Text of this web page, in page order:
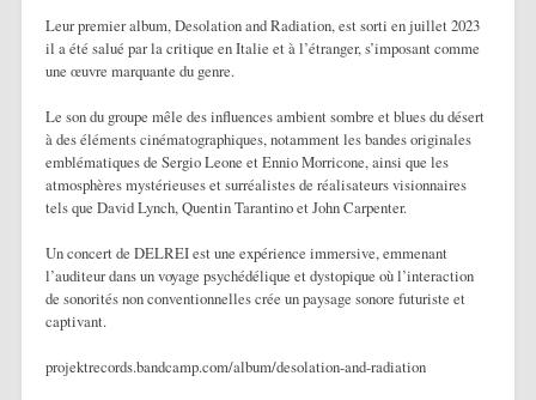
Leur premier album, Desolation and Radiation, est sorti en juillet 2023
il a été salué par la critique en Italie et à l’étranger, s’imposant comme
une œuvre marquante du genre.
Le son du groupe mêle des influences ambient sombre et blues du désert
à des éléments cinématographiques, notamment les bandes originales
emblématiques de Sergio Leone et Ennio Morricone, ainsi que les
atmosphères mystérieuses et surréalistes de réalisateurs visionnaires
tels que David Lynch, Quentin Tarantino et John Carpenter.
Un concert de DELREI est une expérience immersive, emmenant
l’auditeur dans un voyage psychédélique et dystopique où l’interaction
de sonorités non conventionnelles crée un paysage sonore futuriste et
captivant.
projektrecords.bandcamp.com/album/desolation-and-radiation